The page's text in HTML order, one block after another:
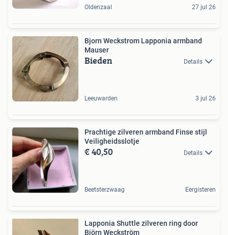
Oldenzaal 27 jul 26
Bjorn Weckstrom Lapponia armband
Mauser
Bieden Details
Leeuwarden 3 jul 26
Prachtige zilveren armband Finse stijl
Veiligheidsslotje
€ 40,50 Details
Beetsterzwaag Eergisteren
Lapponia Shuttle zilveren ring door
Björn Weckström